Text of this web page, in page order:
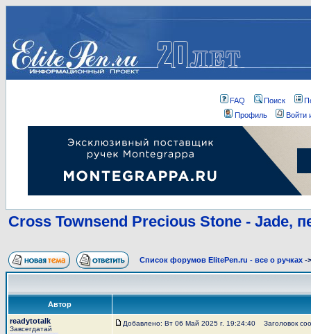
FAQ Поиск
Профиль
Войти
Cross Townsend Precious Stone - Jade,
Список форумов ElitePen.ru - все о ручках -
Автор
readytotalk
Завсегдатай
Добавлено: Вт 06 Май 2025 г. 19:24:40 Заголовок